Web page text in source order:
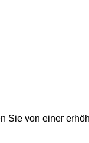
von einer